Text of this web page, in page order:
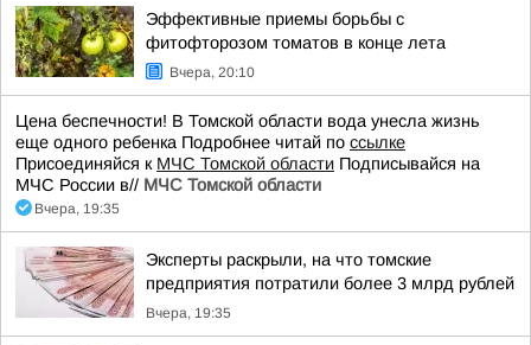
Эффективные приемы борьбы с
фитофторозом томатов в конце лета
Вчера, 20:10
Цена беспечности! В Томской области вода унесла жизнь
еще одного ребенка Подробнее читай по ссылке
Присоединяйся к МЧС Томской области Подписывайся на
МЧС России в// МЧС Томской области
Вчера, 19:35
Эксперты раскрыли, на что томские
предприятия потратили более 3 млрд рублей
Вчера, 19:35